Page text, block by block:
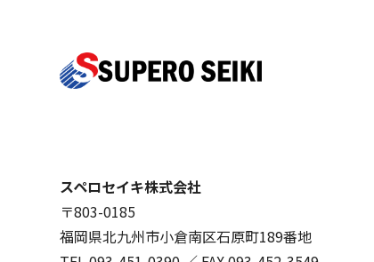
スペロセイキ株式会社
〒803-0185
福岡県北九州市小倉南区石原町189番地